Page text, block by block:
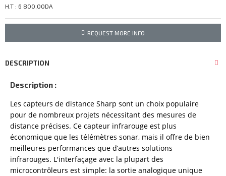
H.T : 6 800,00DA
REQUEST MORE INFO
DESCRIPTION
Description :
Les capteurs de distance Sharp sont un choix populaire
pour de nombreux projets nécessitant des mesures de
distance précises. Ce capteur infrarouge est plus
économique que les télémètres sonar, mais il offre de bien
meilleures performances que d’autres solutions
infrarouges. L'interfaçage avec la plupart des
microcontrôleurs est simple: la sortie analogique unique